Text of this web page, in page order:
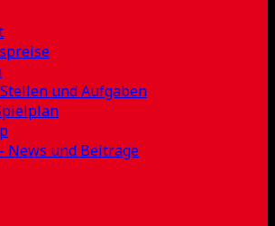
und Aufgaben
News und Beiträge